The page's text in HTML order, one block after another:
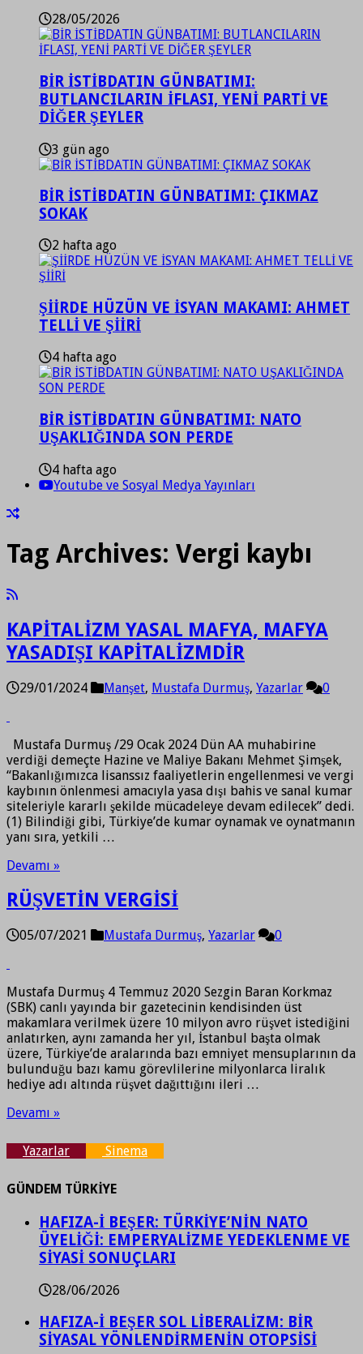
28/05/2026
BİR İSTİBDATIN GÜNBATIMI:
BUTLANCILARIN İFLASI, YENİ PARTİ VE
DİĞER ŞEYLER
3 gün ago
BİR İSTİBDATIN GÜNBATIMI: ÇIKMAZ
SOKAK
2 hafta ago
ŞİİRDE HÜZÜN VE İSYAN MAKAMI: AHMET
TELLİ VE ŞİİRİ
4 hafta ago
BİR İSTİBDATIN GÜNBATIMI: NATO
UŞAKLIĞINDA SON PERDE
4 hafta ago
Youtube ve Sosyal Medya Yayınları
Tag Archives: Vergi kaybı
KAPİTALİZM YASAL MAFYA, MAFYA
YASADIŞI KAPİTALİZMDİR
29/01/2024 Manşet, Mustafa Durmuş, Yazarlar 0
Mustafa Durmuş /29 Ocak 2024 Dün AA muhabirine
verdiği demeçte Hazine ve Maliye Bakanı Mehmet Şimşek,
“Bakanlığımızca lisanssız faaliyetlerin engellenmesi ve vergi
kaybının önlenmesi amacıyla yasa dışı bahis ve sanal kumar
siteleriyle kararlı şekilde mücadeleye devam edilecek” dedi.
(1) Bilindiği gibi, Türkiye’de kumar oynamak ve oynatmanın
yanı sıra, yetkili …
Devamı »
RÜŞVETİN VERGİSİ
05/07/2021 Mustafa Durmuş, Yazarlar 0
Mustafa Durmuş 4 Temmuz 2020 Sezgin Baran Korkmaz
(SBK) canlı yayında bir gazetecinin kendisinden üst
makamlara verilmek üzere 10 milyon avro rüşvet istediğini
anlatırken, aynı zamanda her yıl, İstanbul başta olmak
üzere, Türkiye’de aralarında bazı emniyet mensuplarının da
bulunduğu bazı kamu görevlilerine milyonlarca liralık
hediye adı altında rüşvet dağıttığını ileri …
Devamı »
Yazarlar Sinema
GÜNDEM TÜRKİYE
HAFIZA-İ BEŞER: TÜRKİYE’NİN NATO
ÜYELİĞİ: EMPERYALİZME YEDEKLENME VE
SİYASİ SONUÇLARI
28/06/2026
HAFIZA-İ BEŞER SOL LİBERALİZM: BİR
SİYASAL YÖNLENDİRMENİN OTOPSİSİ